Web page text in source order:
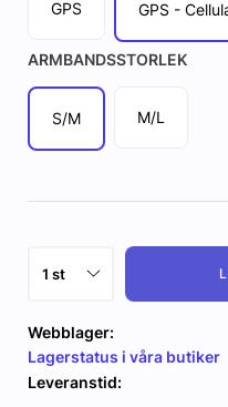
GPS GPS -
ARMBANDSSTORLEK
S/M M/L
Webblager:
Lagerstatus i våra butiker
Leveranstid: